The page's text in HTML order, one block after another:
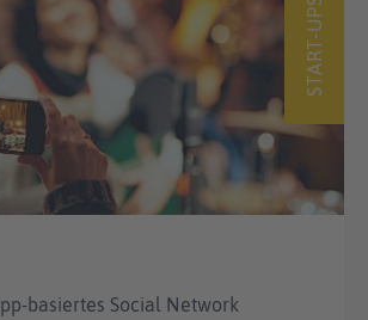
START-UPS
basiertes Social Network